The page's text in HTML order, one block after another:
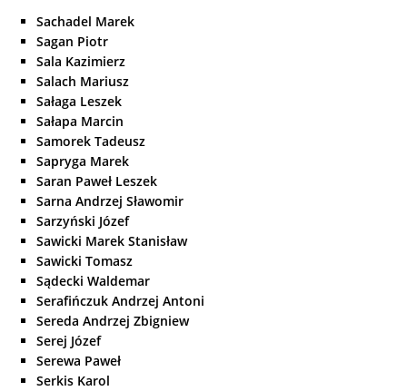
Sachadel Marek
Sagan Piotr
Sala Kazimierz
Salach Mariusz
Sałaga Leszek
Sałapa Marcin
Samorek Tadeusz
Sapryga Marek
Saran Paweł Leszek
Sarna Andrzej Sławomir
Sarzyński Józef
Sawicki Marek Stanisław
Sawicki Tomasz
Sądecki Waldemar
Serafińczuk Andrzej Antoni
Sereda Andrzej Zbigniew
Serej Józef
Serewa Paweł
Serkis Karol